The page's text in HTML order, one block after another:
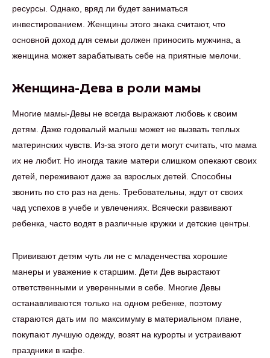
ресурсы. Однако, вряд ли будет заниматься
инвестированием. Женщины этого знака считают, что
основной доход для семьи должен приносить мужчина, а
женщина может зарабатывать себе на приятные мелочи.
Женщина-Дева в роли мамы
Многие мамы-Девы не всегда выражают любовь к своим
детям. Даже годовалый малыш может не вызвать теплых
материнских чувств. Из-за этого дети могут считать, что мама
их не любит. Но иногда такие матери слишком опекают своих
детей, переживают даже за взрослых детей. Способны
звонить по сто раз на день. Требовательны, ждут от своих
чад успехов в учебе и увлечениях. Всячески развивают
ребенка, часто водят в различные кружки и детские центры.
Прививают детям чуть ли не с младенчества хорошие
манеры и уважение к старшим. Дети Дев вырастают
ответственными и уверенными в себе. Многие Девы
останавливаются только на одном ребенке, поэтому
стараются дать им по максимуму в материальном плане,
покупают лучшую одежду, возят на курорты и устраивают
праздники в кафе.